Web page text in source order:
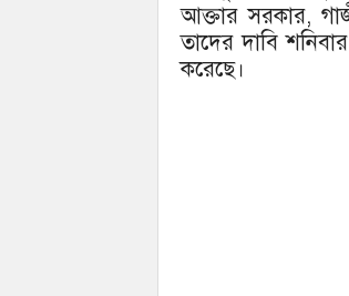
আক্তার সরকার,
তাদের দাবি
করেছে।